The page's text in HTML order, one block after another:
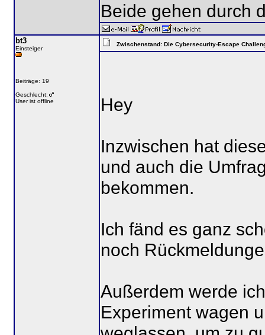
Beide gehen durch
bt3
Einsteiger
Beiträge: 19
Geschlecht:
User ist offline
Zwischenstand: Die Cybersecurity-Escape
Hey
Inzwischen hat
und auch die
bekommen.
Ich fänd es ganz
noch
Außerdem werde
Experiment wagen